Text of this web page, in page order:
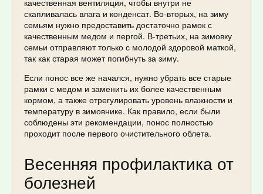
скапливалась влага и конденсат. Во-вторых, на зиму
семьям нужно предоставить достаточно рамок с
качественным медом и пергой. В-третьих, на зимовку
семьи отправляют только с молодой здоровой маткой,
так как старая может погибнуть за зиму.
Если понос все же начался, нужно убрать все старые
рамки с медом и заменить их более качественным
кормом, а также отрегулировать уровень влажности и
температуру в зимовнике. Как правило, если были
соблюдены эти рекомендации, понос полностью
проходит после первого очистительного облета.
Весенняя профилактика от
болезней